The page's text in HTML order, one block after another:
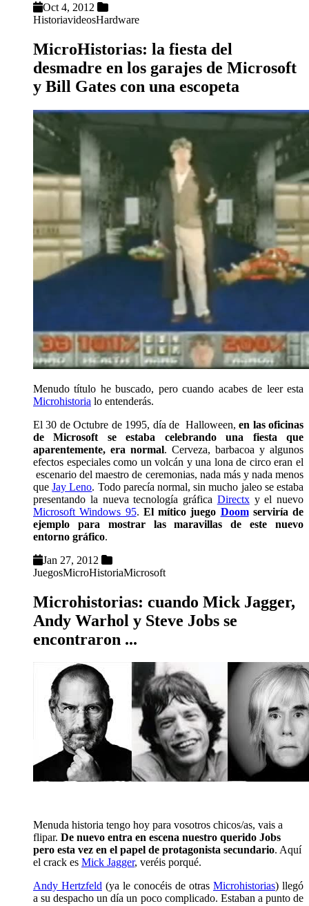
Oct 4, 2012
HistoriavideosHardware
MicroHistorias: la fiesta del
desmadre en los garajes de Microsoft
y Bill Gates con una escopeta
Menudo título he buscado, pero cuando acabes de leer esta
Microhistoria lo entenderás.
El 30 de Octubre de 1995, día de Halloween,en las oficinas
de Microsoft se estaba celebrando una fiesta que
aparentemente, era normal. Cerveza, barbacoa y algunos
efectos especiales como un volcán y una lona de circo eran el
escenario del maestro de ceremonias, nada más y nada menos
queJay Leno. Todo parecía normal, sin mucho jaleo se estaba
presentando la nueva tecnología gráfica Directxy el nuevo
Microsoft Windows 95. El mítico juego Doomserviría de
ejemplo para mostrar las maravillas de este nuevo
entorno gráfico.
Jan 27, 2012
JuegosMicroHistoriaMicrosoft
Microhistorias: cuando Mick Jagger,
Andy Warhol y Steve Jobs se
encontraron ...
Menuda historia tengo hoy para vosotros chicos/as, vais a
flipar. De nuevo entra en escena nuestro querido Jobs
pero esta vez en el papel de protagonista secundario. Aquí
el crack es Mick Jagger, veréis porqué.
Andy Hertzfeld (ya le conocéis de otras Microhistorias) llegó
a su despacho un día un poco complicado. Estaban a punto de